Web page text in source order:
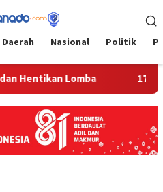
Daerah Nasional Politik
Lomba 17 Jadi